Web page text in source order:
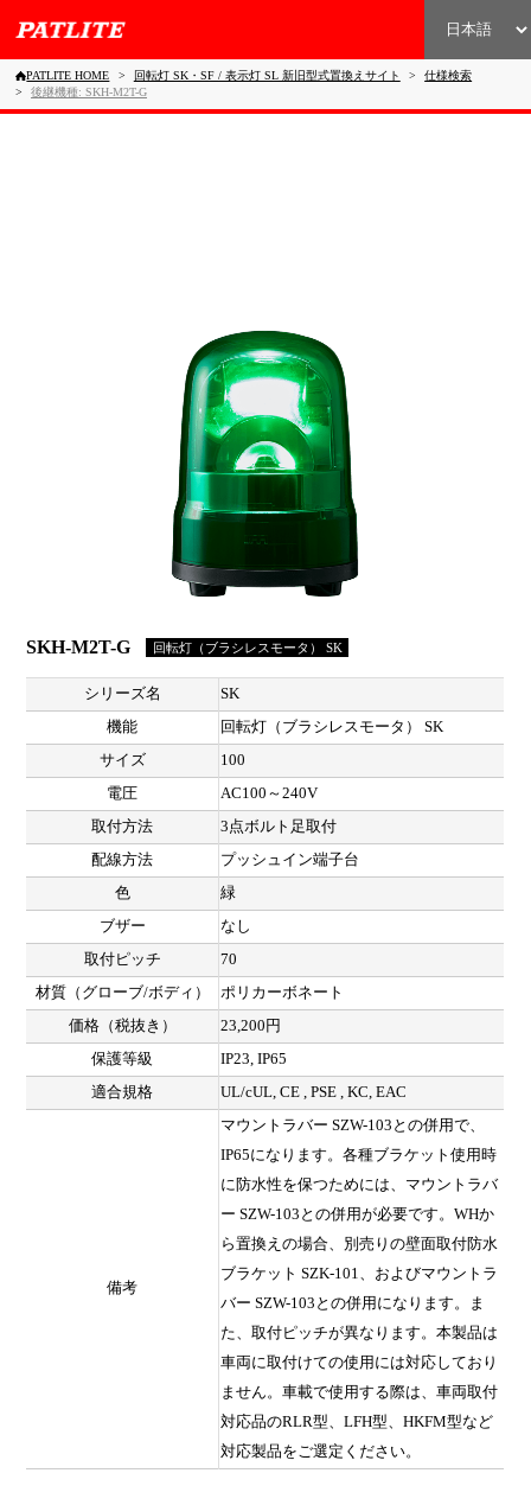
PATLITE HOME 回転灯 SK・SF / 表示灯 SL 新旧型式置換えサイト
仕様検索
後継機種: SKH-M2T-G
SKH-M2T-G 回転灯（ブラシレスモータ） SK
シリーズ名
SK
機能
回転灯（ブラシレスモータ） SK
サイズ
100
電圧
AC100～240V
取付方法
3点ボルト足取付
配線方法
プッシュイン端子台
色
緑
ブザー
なし
取付ピッチ
70
材質（グローブ/ボディ）
ポリカーボネート
価格（税抜き）
23,200円
保護等級
IP23, IP65
適合規格
UL/cUL, CE , PSE , KC, EAC
備考
マウントラバー SZW-103との併用で、
IP65になります。各種ブラケット使用時
に防水性を保つためには、マウントラバ
ー SZW-103との併用が必要です。WHか
ら置換えの場合、別売りの壁面取付防水
ブラケット SZK-101、およびマウントラ
バー SZW-103との併用になります。ま
た、取付ピッチが異なります。本製品は
車両に取付けての使用には対応しており
ません。車載で使用する際は、車両取付
対応品のRLR型、LFH型、HKFM型など
対応製品をご選定ください。